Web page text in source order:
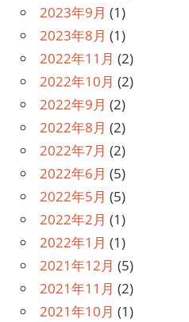
2023年9月 (1)
2023年8月 (1)
2022年11月 (2)
2022年10月 (2)
2022年9月 (2)
2022年8月 (2)
2022年7月 (2)
2022年6月 (5)
2022年5月 (5)
2022年2月 (1)
2022年1月 (1)
2021年12月 (5)
2021年11月 (2)
2021年10月 (1)